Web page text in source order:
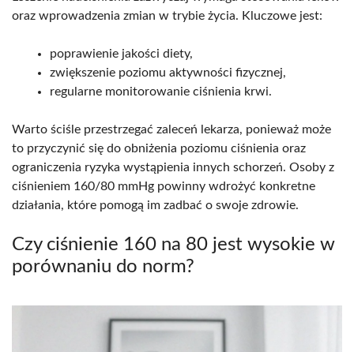
oraz wprowadzenia zmian w trybie życia. Kluczowe jest:
poprawienie jakości diety,
zwiększenie poziomu aktywności fizycznej,
regularne monitorowanie ciśnienia krwi.
Warto ściśle przestrzegać zaleceń lekarza, ponieważ może
to przyczynić się do obniżenia poziomu ciśnienia oraz
ograniczenia ryzyka wystąpienia innych schorzeń. Osoby z
ciśnieniem 160/80 mmHg powinny wdrożyć konkretne
działania, które pomogą im zadbać o swoje zdrowie.
Czy ciśnienie 160 na 80 jest wysokie w
porównaniu do norm?